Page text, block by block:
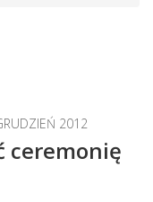
2012
ceremonię